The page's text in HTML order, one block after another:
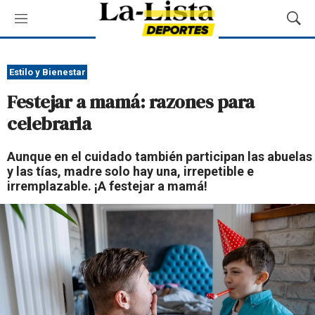
M
e
ú
M
o
s
e
d
a
Estilo y Bienestar
Festejar a mamá: razones para
celebrarla
Aunque en el cuidado también participan las abuelas
y las tías, madre solo hay una, irrepetible e
irremplazable. ¡A festejar a mamá!